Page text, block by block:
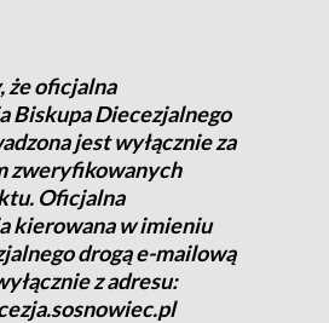
że oficjalna
Biskupa Diecezjalnego
jest wyłącznie za
zweryfikowanych
Oficjalna
kierowana w imieniu
drogą e-mailową
z adresu: